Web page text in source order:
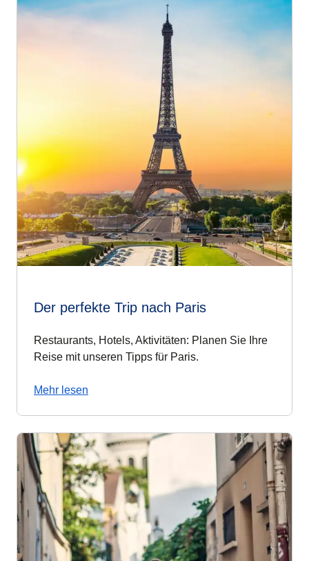
Der perfekte Trip nach Paris
Restaurants, Hotels, Aktivitäten: Planen Sie Ihre
Reise mit unseren Tipps für Paris.
Mehr lesen